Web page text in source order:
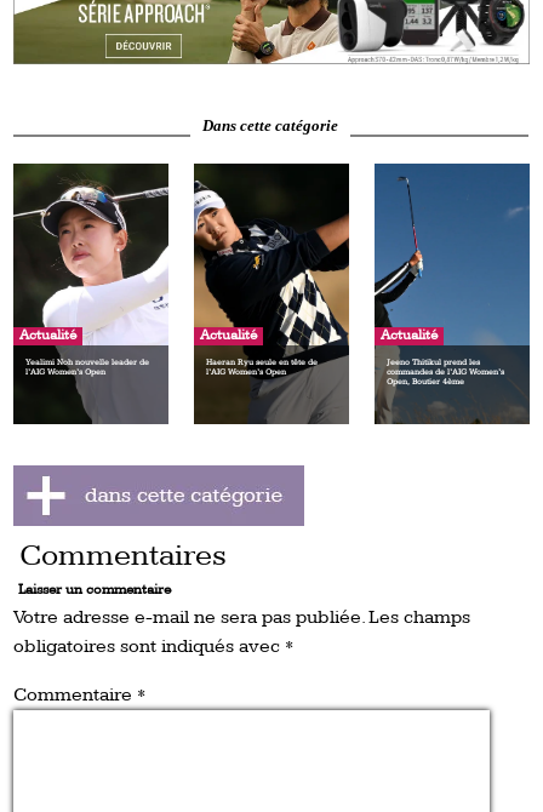
Dans cette catégorie
Actualité
Yealimi Noh nouvelle leader de
l’AIG Women’s Open
Actualité
Haeran Ryu seule en tête de
l’AIG Women’s Open
Actualité
Jeeno Thitikul prend les
commandes de l’AIG Women’s
Open, Boutier 4ème
Commentaires
Laisser un commentaire
Votre adresse e-mail ne sera pas publiée.Les champs
obligatoires sont indiqués avec *
Commentaire *